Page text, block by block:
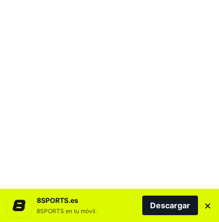
NOTICIAS MÁS LEÍDAS
8SPORTS.es
8SPORTS en tu móvil.
Descargar ×